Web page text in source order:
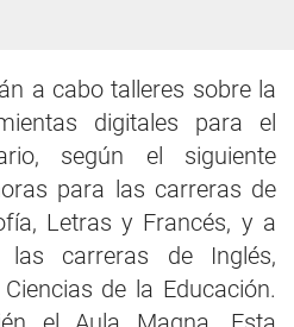
a cabo talleres sobre la
digitales para el
según el siguiente
para las carreras de
Letras y Francés, y a
carreras de Inglés,
de la Educación.